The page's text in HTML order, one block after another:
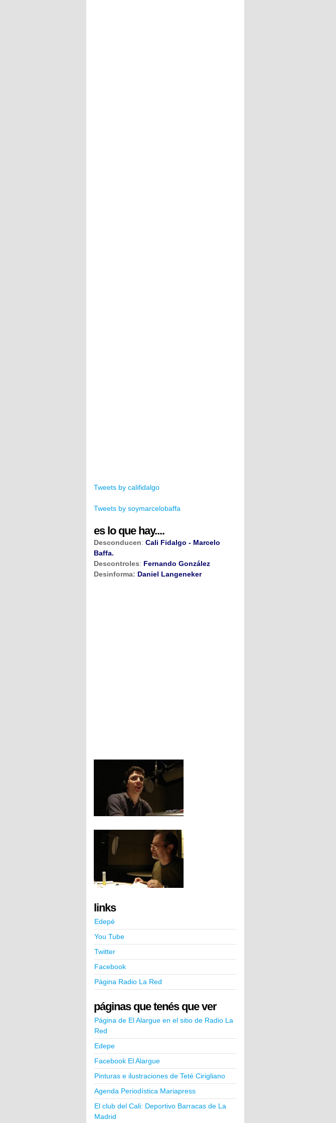
Tweets by califidalgo
Tweets by soymarcelobaffa
es lo que hay....
Desconducen: Cali Fidalgo - Marcelo
Baffa.
Descontroles: Fernando González
Desinforma: Daniel Langeneker
links
Edepé
You Tube
Twitter
Facebook
Página Radio La Red
páginas que tenés que ver
Página de El Alargue en el sitio de Radio La
Red
Edepe
Facebook El Alargue
Pinturas e ilustraciones de Teté Cirigliano
Agenda Periodística Mariapress
El club del Cali: Deportivo Barracas de La
Madrid